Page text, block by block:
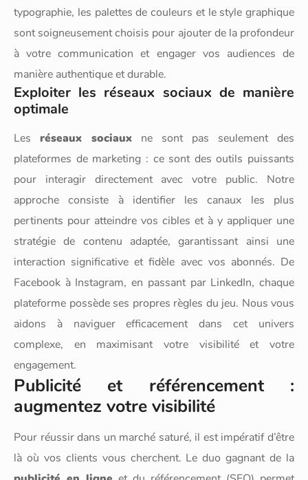
typographie, les palettes de couleurs et le style graphique
sont soigneusement choisis pour ajouter de la profondeur
à votre communication et engager vos audiences de
manière authentique et durable.
Exploiter les réseaux sociaux de manière
optimale
Les réseaux sociaux ne sont pas seulement des
plateformes de marketing : ce sont des outils puissants
pour interagir directement avec votre public. Notre
approche consiste à identifier les canaux les plus
pertinents pour atteindre vos cibles et à y appliquer une
stratégie de contenu adaptée, garantissant ainsi une
interaction significative et fidèle avec vos abonnés. De
Facebook à Instagram, en passant par LinkedIn, chaque
plateforme possède ses propres règles du jeu. Nous vous
aidons à naviguer efficacement dans cet univers
complexe, en maximisant votre visibilité et votre
engagement.
Publicité et référencement :
augmentez votre visibilité
Pour réussir dans un marché saturé, il est impératif d’être
là où vos clients vous cherchent. Le duo gagnant de la